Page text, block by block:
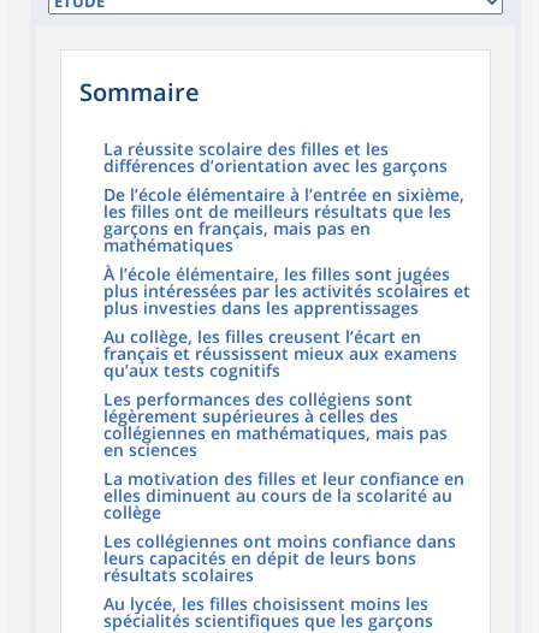
Sommaire
La réussite scolaire des filles et les
différences d’orientation avec les garçons
De l’école élémentaire à l’entrée en sixième,
les filles ont de meilleurs résultats que les
garçons en français, mais pas en
mathématiques
À l’école élémentaire, les filles sont jugées
plus intéressées par les activités scolaires et
plus investies dans les apprentissages
Au collège, les filles creusent l’écart en
français et réussissent mieux aux examens
qu’aux tests cognitifs
Les performances des collégiens sont
légèrement supérieures à celles des
collégiennes en mathématiques, mais pas
en sciences
La motivation des filles et leur confiance en
elles diminuent au cours de la scolarité au
collège
Les collégiennes ont moins confiance dans
leurs capacités en dépit de leurs bons
résultats scolaires
Au lycée, les filles choisissent moins les
spécialités scientifiques que les garçons